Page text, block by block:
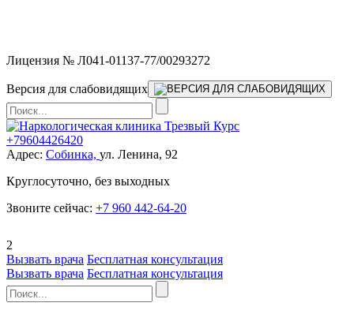
Лицензия № Л041-01137-77/00293272
Версия для слабовидящих
+79604426420
Адрес: Собинка, ул. Ленина, 92
Круглосуточно, без выходных
Звоните сейчас: +7 960 442-64-20
2
Вызвать врача Бесплатная консультация
Вызвать врача Бесплатная консультация